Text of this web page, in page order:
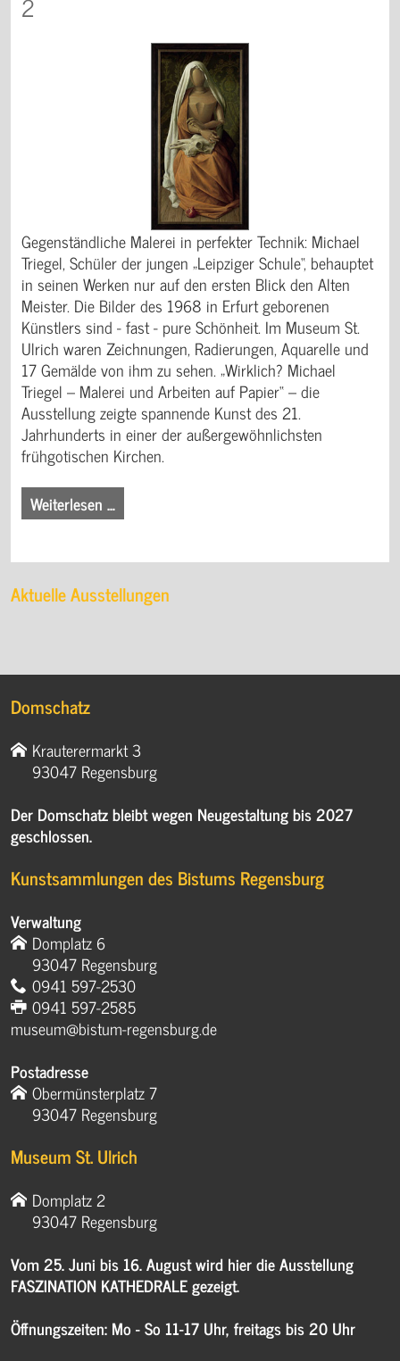
Gegenständliche Malerei in perfekter Technik: Michael
Triegel, Schüler der jungen „Leipziger Schule“, behauptet
in seinen Werken nur auf den ersten Blick den Alten
Meister. Die Bilder des 1968 in Erfurt geborenen
Künstlers sind - fast - pure Schönheit. Im Museum St.
Ulrich waren Zeichnungen, Radierungen, Aquarelle und
17 Gemälde von ihm zu sehen. „Wirklich? Michael
Triegel – Malerei und Arbeiten auf Papier“ – die
Ausstellung zeigte spannende Kunst des 21.
Jahrhunderts in einer der außergewöhnlichsten
frühgotischen Kirchen.
Weiterlesen …
Aktuelle Ausstellungen
Domschatz
Krauterermarkt 3
93047 Regensburg
Der Domschatz bleibt wegen Neugestaltung bis 2027
geschlossen.
Kunstsammlungen des Bistums Regensburg
Verwaltung
Domplatz 6
93047 Regensburg
0941 597-2530
0941 597-2585
museum@bistum-regensburg.de
Postadresse
Obermünsterplatz 7
93047 Regensburg
Museum St. Ulrich
Domplatz 2
93047 Regensburg
Vom 25. Juni bis 16. August wird hier die Ausstellung
FASZINATION KATHEDRALE gezeigt.
Öffnungszeiten: Mo - So 11-17 Uhr, freitags bis 20 Uhr